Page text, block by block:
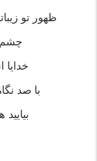
ظهور تو
چشم
خدایا
با صد